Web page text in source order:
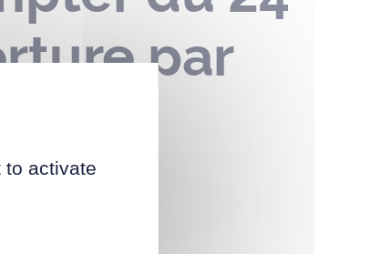
par
to activate